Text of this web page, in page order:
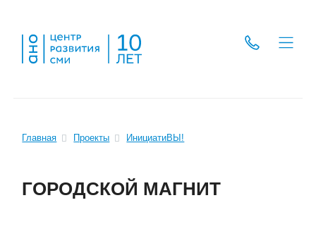
Главная Проекты ИнициатиВЫ!
ГОРОДСКОЙ МАГНИТ